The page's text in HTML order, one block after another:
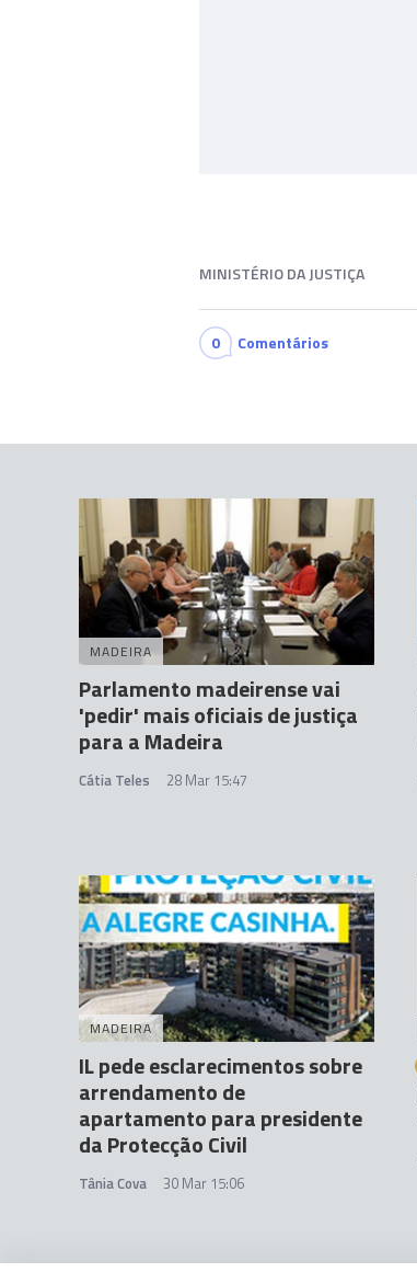
MINISTÉRIO DA JUSTIÇA
0 Comentários
MADEIRA
Parlamento madeirense vai
'pedir' mais oficiais de justiça
para a Madeira
Cátia Teles 28 Mar 15:47
MADEIRA
IL pede esclarecimentos sobre
arrendamento de
apartamento para presidente
da Protecção Civil
Tânia Cova 30 Mar 15:06